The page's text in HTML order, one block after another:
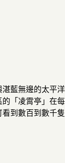
藍無邊的太平
「凌霄亭」
到數百到數千